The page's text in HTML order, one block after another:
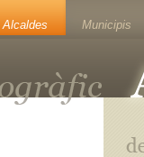
Municipis
Alcaldes